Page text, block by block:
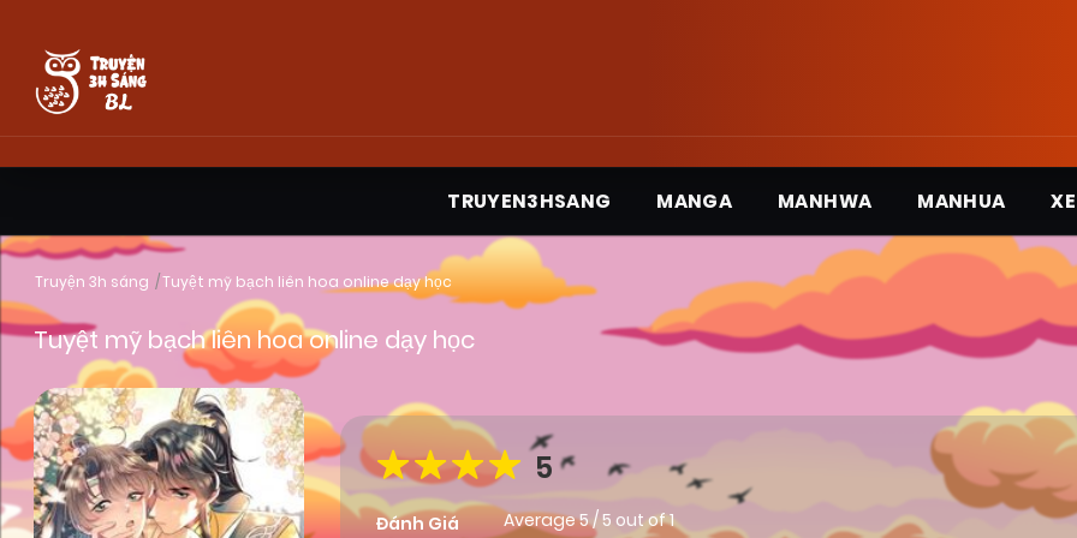
TRUYEN3HSANG MANGA MANHWA MANHUA
Truyện 3h sáng Tuyệt mỹ bạch liên hoa online dạy học
Tuyệt mỹ bạch liên hoa online dạy học
5
Đánh Giá Average5/5 out of1